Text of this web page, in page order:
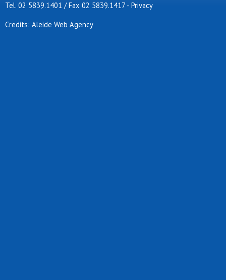
Tel. 02 5839.1401 / Fax 02 5839.1417 - Privacy
Credits: Aleide Web Agency